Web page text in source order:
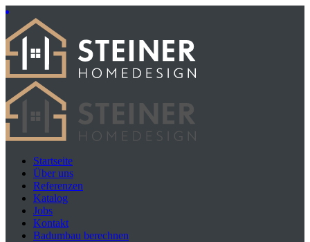
Startseite
Über uns
Referenzen
Katalog
Jobs
Kontakt
Badumbau berechnen